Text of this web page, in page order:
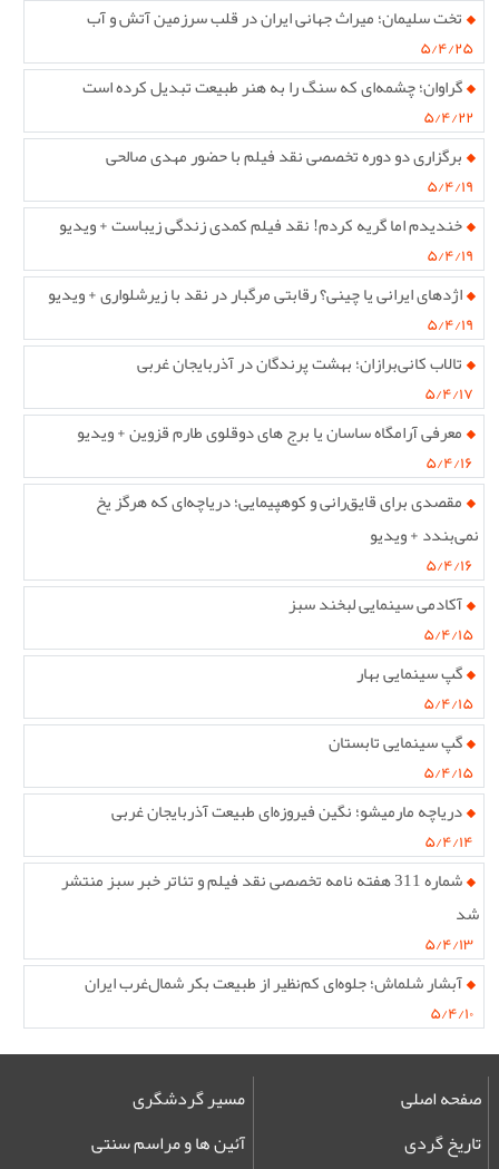
تخت سلیمان؛ میراث جهانی ایران در قلب سرزمین آتش و آب
۵/۴/۲۵
گراوان؛ چشمه‌ای که سنگ را به هنر طبیعت تبدیل کرده است
۵/۴/۲۲
برگزاری دو دوره تخصصی نقد فیلم با حضور مهدی صالحی
۵/۴/۱۹
خندیدم اما گریه کردم! نقد فیلم کمدی زندگی زیباست + ویدیو
۵/۴/۱۹
اژدهای ایرانی یا چینی؟ رقابتی مرگبار در نقد با زیرشلواری + ویدیو
۵/۴/۱۹
تالاب کانی‌برازان؛ بهشت پرندگان در آذربایجان غربی
۵/۴/۱۷
معرفی آرامگاه ساسان یا برج های دوقلوی طارم قزوین + ویدیو
۵/۴/۱۶
مقصدی برای قایق‌رانی و کوهپیمایی؛ دریاچه‌ای که هرگز یخ
نمی‌بندد + ویدیو
۵/۴/۱۶
آکادمی سینمایی لبخند سبز
۵/۴/۱۵
گپ سینمایی بهار
۵/۴/۱۵
گپ سینمایی تابستان
۵/۴/۱۵
دریاچه مارمیشو؛ نگین فیروزه‌ای طبیعت آذربایجان غربی
۵/۴/۱۴
شماره 311 هفته نامه تخصصی نقد فیلم و تئاتر خبر سبز منتشر
شد
۵/۴/۱۳
آبشار شلماش؛ جلوه‌ای کم‌نظیر از طبیعت بکر شمال‌غرب ایران
۵/۴/۱۰
صفحه اصلی
تاریخ گردی
مسیر گردشگری
آئین ها و مراسم سنتی